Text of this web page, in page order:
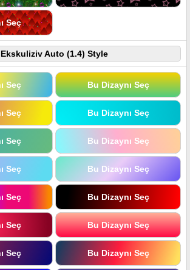
Seç
Ekskuliziv Auto (1.4) Style
Seç Bu Dizaynı Seç
Seç Bu Dizaynı Seç
Seç Bu Dizaynı Seç
Seç Bu Dizaynı Seç
Seç Bu Dizaynı Seç
Seç Bu Dizaynı Seç
Seç Bu Dizaynı Seç